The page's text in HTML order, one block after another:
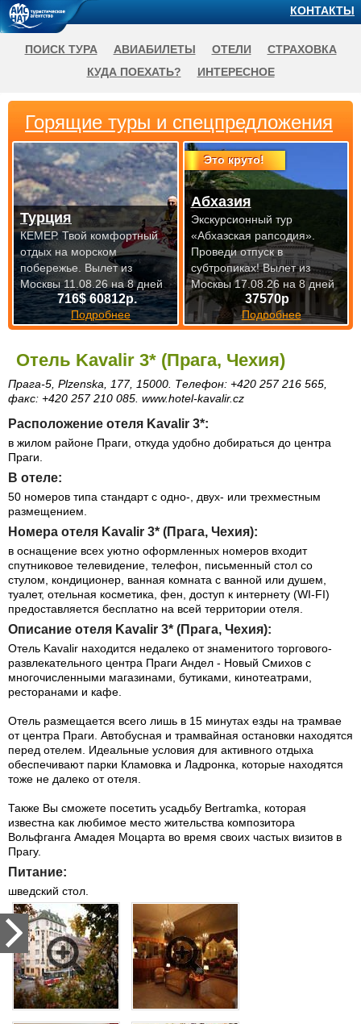
Отель Kavalir 3* (Прага, Чехия)
Прага-5, Plzenska, 177, 15000. Телефон: +420 257 216 565,
факс: +420 257 210 085. www.hotel-kavalir.cz
Расположение отеля Kavalir 3*:
в жилом районе Праги, откуда удобно добираться до центра
Праги.
В отеле:
50 номеров типа стандарт с одно-, двух- или трехместным
размещением.
Номера отеля Kavalir 3* (Прага, Чехия):
в оснащение всех уютно оформленных номеров входит
спутниковое телевидение, телефон, письменный стол со
стулом, кондиционер, ванная комната с ванной или душем,
туалет, отельная косметика, фен, доступ к интернету (WI-FI)
предоставляется бесплатно на всей территории отеля.
Описание отеля Kavalir 3* (Прага, Чехия):
Отель Kavalir находится недалеко от знаменитого торгового-
развлекательного центра Праги Андел - Новый Смихов с
многочисленными магазинами, бутиками, кинотеатрами,
ресторанами и кафе.
Отель размещается всего лишь в 15 минутах езды на трамвае
от центра Праги. Автобусная и трамвайная остановки находятся
перед отелем. Идеальные условия для активного отдыха
обеспечивают парки Кламовка и Ладронка, которые находятся
тоже не далеко от отеля.
Также Вы сможете посетить усадьбу Bertramka, которая
известна как любимое место жительства композитора
Вольфганга Амадея Моцарта во время своих частых визитов в
Прагу.
Питание:
шведский стол.
Горящие туры и спецпредложения
716$ 60812р.
Подробнее
Турция
КЕМЕР. Твой комфортный
отдых на морском
побережье. Вылет из
Москвы 11.08.26 на 8 дней
Это круто!
37570р
Подробнее
Абхазия
Экскурсионный тур
«Абхазская рапсодия».
Проведи отпуск в
субтропиках!Вылет из
Москвы 17.08.26 на 8 дней
КОНТАКТЫ
ПОИСК ТУРА АВИАБИЛЕТЫ ОТЕЛИ
СТРАХОВКА
КУДА ПОЕХАТЬ?
ИНТЕРЕСНОЕ